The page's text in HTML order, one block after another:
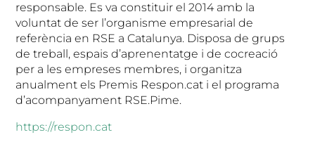
responsable. Es va constituir el 2014 amb la
voluntat de ser l’organisme empresarial de
referència en RSE a Catalunya. Disposa de grups
de treball, espais d’aprenentatge i de cocreació
per a les empreses membres, i organitza
anualment els Premis Respon.cat i el programa
d’acompanyament RSE.Pime.
https://respon.cat